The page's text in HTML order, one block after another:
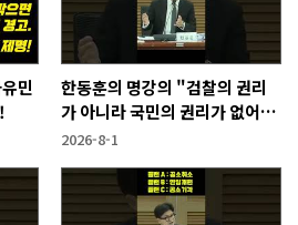
민
한동훈의 명강의 "검찰의 권리
가 아니라 국민의 권리가 없어지
는 것"
2026-8-1